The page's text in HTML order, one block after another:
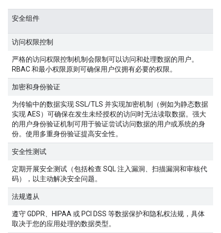
安全组件
访问权限控制
严格的访问权限控制机制会限制可以访问和处理数据的用户。
RBAC 和最小权限原则可确保用户仅拥有必要的权限。
加密和身份验证
为传输中的数据实现 SSL/TLS 并实现加密机制（例如为静态数据
实现 AES）可确保在发生未经授权的访问时无法读取数据。强大
的用户身份验证机制可用于验证尝试访问数据的用户或系统的身
份。使用多重身份验证提高安全性。
安全性测试
定期开展安全测试（包括检查 SQL 注入漏洞、扫描漏洞和审核代
码），以主动解决安全问题。
法规遵从
遵守 GDPR、HIPAA 或 PCI DSS 等数据保护和隐私权法规，具体
取决于您的应用处理的数据类型。